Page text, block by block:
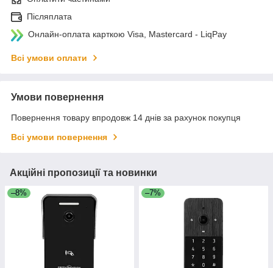
Післяплата
Онлайн-оплата карткою Visa, Mastercard - LiqPay
Всі умови оплати
Умови повернення
Повернення товару впродовж 14 днів за рахунок покупця
Всі умови повернення
Акційні пропозиції та новинки
–8% –7%